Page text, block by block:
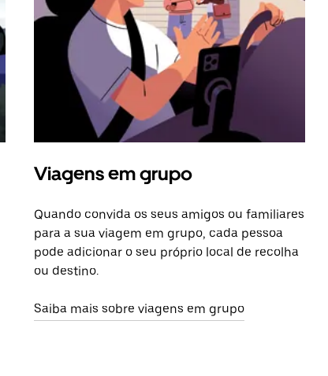
Viagens em grupo
Quando convida os seus amigos ou familiares
para a sua viagem em grupo, cada pessoa
pode adicionar o seu próprio local de recolha
ou destino.
Saiba mais sobre viagens em grupo